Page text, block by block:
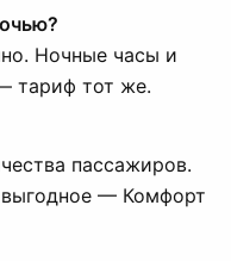
Ночные часы и
тариф тот же.
пассажиров.
— Комфорт